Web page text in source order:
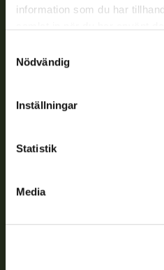
information som du har
Nödvändig
Inställningar
Statistik
Media
verkställs och svarar för de
som föreskrivs.
asiakaspalvelu@riista.fi
Ofta ställda frågor